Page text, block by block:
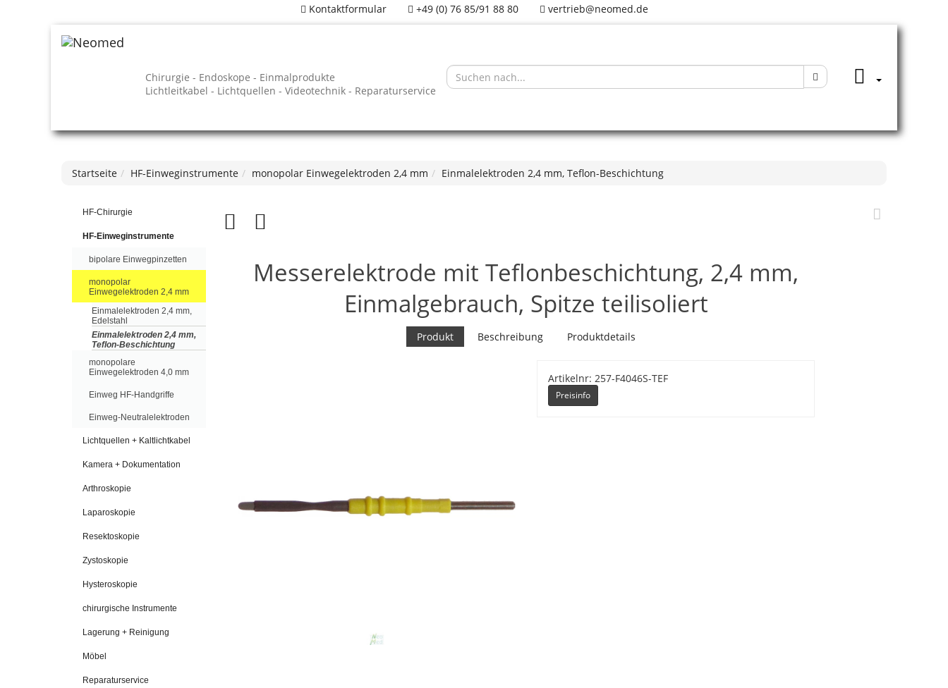
Kontaktformular +49 (0) 76 85/91 88 80 vertrieb@neomed.de
Chirurgie - Endoskope - Einmalprodukte
Lichtleitkabel - Lichtquellen - Videotechnik - Reparaturservice
Startseite HF-Einweginstrumente monopolar Einwegelektroden 2,4 mm Einmalelektroden 2,4 mm, Teflon-Beschichtung
HF-Chirurgie
HF-Einweginstrumente
bipolare Einwegpinzetten
monopolar
Einwegelektroden 2,4 mm
Einmalelektroden 2,4 mm,
Edelstahl
Einmalelektroden 2,4 mm,
Teflon-Beschichtung
monopolare
Einwegelektroden 4,0 mm
Einweg HF-Handgriffe
Einweg-Neutralelektroden
Lichtquellen + Kaltlichtkabel
Kamera + Dokumentation
Arthroskopie
Laparoskopie
Resektoskopie
Zystoskopie
Hysteroskopie
chirurgische Instrumente
Lagerung + Reinigung
Möbel
Reparaturservice
Messerelektrode mit Teflonbeschichtung, 2,4 mm,
Einmalgebrauch, Spitze teilisoliert
Produkt Beschreibung Produktdetails
Artikelnr: 257-F4046S-TEF
Preisinfo